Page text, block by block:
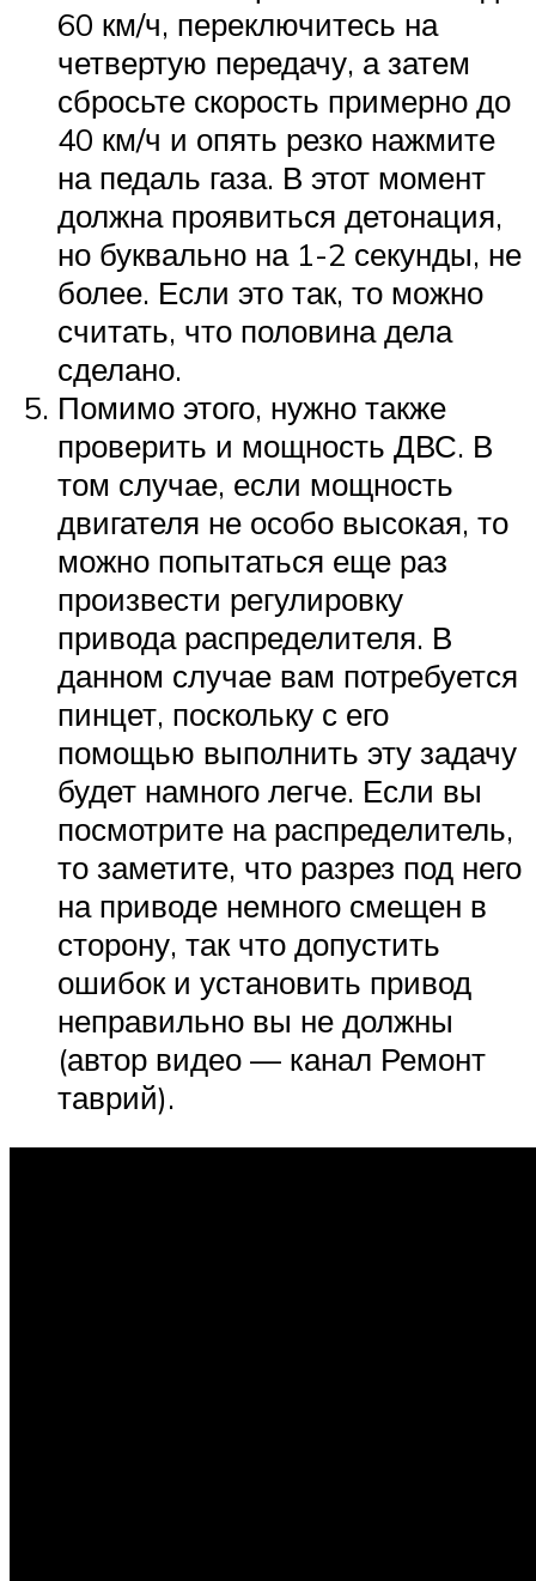
60 км/ч, переключитесь на
четвертую передачу, а затем
сбросьте скорость примерно до
40 км/ч и опять резко нажмите
на педаль газа. В этот момент
должна проявиться детонация,
но буквально на 1-2 секунды, не
более. Если это так, то можно
считать, что половина дела
сделано.
Помимо этого, нужно также
проверить и мощность ДВС. В
том случае, если мощность
двигателя не особо высокая, то
можно попытаться еще раз
произвести регулировку
привода распределителя. В
данном случае вам потребуется
пинцет, поскольку с его
помощью выполнить эту задачу
будет намного легче. Если вы
посмотрите на распределитель,
то заметите, что разрез под него
на приводе немного смещен в
сторону, так что допустить
ошибок и установить привод
неправильно вы не должны
(автор видео — канал Ремонт
таврий).